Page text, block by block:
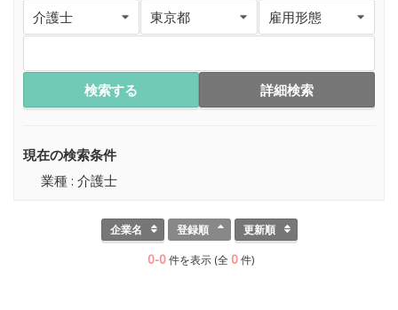
検索する 詳細検索
現在の検索条件
業種 : 介護士
企業名 登録順 更新順
0-0 件を表示 (全 0 件)